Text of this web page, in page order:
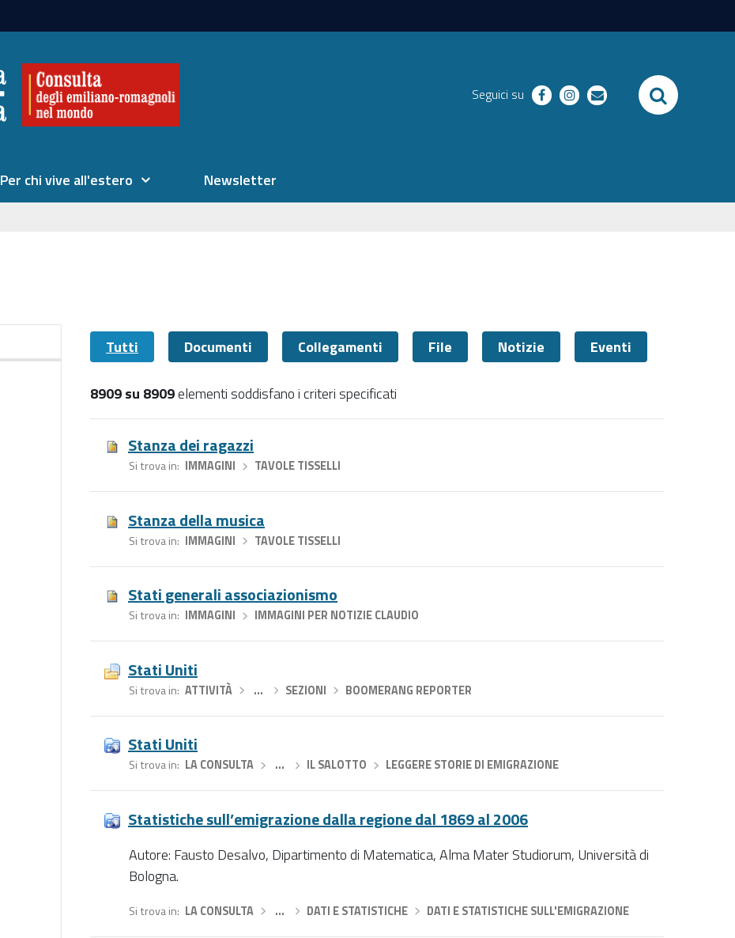
Seguici su facebookinstagram
email SEARCH
Per chi vive all'estero Newsletter
Tutti Documenti Collegamenti File Notizie Eventi
8909 su 8909elementi soddisfano i criteri specificati
Stanza dei ragazzi
Si trova in IMMAGINI TAVOLE TISSELLI
Stanza della musica
Si trova in IMMAGINI TAVOLE TISSELLI
Stati generali associazionismo
Si trova in IMMAGINI IMMAGINI PER NOTIZIE CLAUDIO
Stati Uniti
Si trova in ATTIVITÀ› … SEZIONI BOOMERANG REPORTER
Stati Uniti
Si trova in LA CONSULTA› … IL SALOTTO LEGGERE STORIE DI EMIGRAZIONE
Statistiche sull’emigrazione dalla regione dal 1869 al 2006
Autore: Fausto Desalvo, Dipartimento di Matematica, Alma Mater Studiorum, Università di
Bologna.
Si trova in LA CONSULTA› … DATI E STATISTICHE› DATI E STATISTICHE SULL'EMIGRAZIONE